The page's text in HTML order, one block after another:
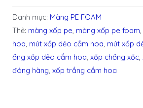
Danh mục: Màng PE FOAM
Thẻ: màng xốp pe, màng xốp pe foam,
hoa, mút xốp dẻo cắm hoa, mút xốp
ống xốp dẻo cắm hoa,xốp chống xốc,
đóng hàng,xốp trắng cắm hoa